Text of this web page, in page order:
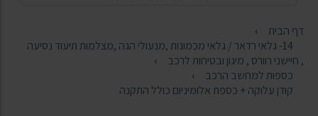
דף הבית
14- גלאי רדאר / גלאי מכמונות ,מנעולי הגה ,מצלמות תיעוד נסיעה
, חיישני רוורס , מיגון ובטיחות לרכב
כספות למחשב הרכב
קודן עלוקה + כספת אלומיניום כולל התקנה